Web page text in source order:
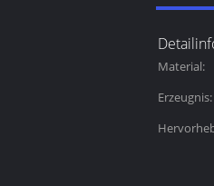
Material:
Erzeugnis: